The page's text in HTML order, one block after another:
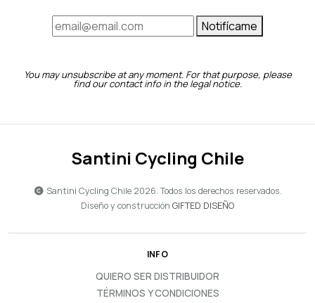
Notifícame
You may unsubscribe at any moment. For that purpose, please
find our contact info in the legal notice.
Santini Cycling Chile
Santini Cycling Chile 2026. Todos los derechos reservados.
Diseño y construcción GIFTED DISEÑO
INFO
QUIERO SER DISTRIBUIDOR
TÉRMINOS Y CONDICIONES